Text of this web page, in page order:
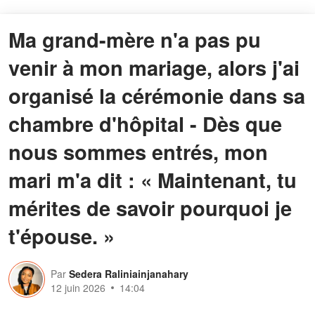
Ma grand-mère n'a pas pu
venir à mon mariage, alors j'ai
organisé la cérémonie dans sa
chambre d'hôpital - Dès que
nous sommes entrés, mon
mari m'a dit : « Maintenant, tu
mérites de savoir pourquoi je
t'épouse. »
Par Sedera Raliniainjanahary
12 juin 2026
14:04